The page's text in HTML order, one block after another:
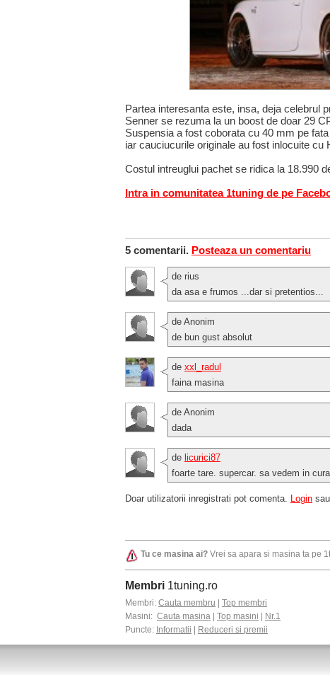
Partea interesanta este, insa, deja celebrul
Senner se rezuma la un boost de doar 29
Suspensia a fost coborata cu 40 mm pe
iar cauciucurile originale au fost inlocuite cu
Costul intreuglui pachet se ridica la 18.990
Intra in comunitatea 1tuning de pe
5 comentarii. Posteaza un comentariu
de rius
da asa e frumos ...dar si pretentios...
de Anonim
de bun gust absolut
de xxl_radul
faina masina
de Anonim
dada
de licurici87
foarte tare. supercar. sa vedem in
Doar utilizatorii inregistrati pot comenta. Login sau
Tu ce masina ai? Vrei sa apara si masina ta pe
Membri 1tuning.ro
Membri: Cauta membru
Top membri
Masini: Cauta masina Top masini
Nr.1
Puncte: Informatii Reduceri si premii